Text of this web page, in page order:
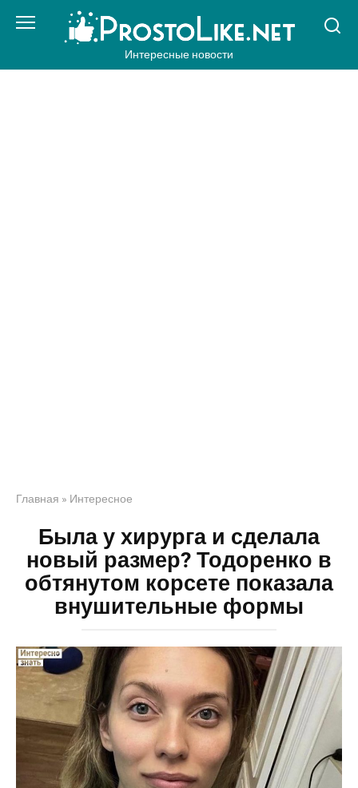
Интересные новости
Главная » Интересное
Была у хирурга и сделала
новый размер? Тодоренко в
обтянутом корсете показала
внушительные формы